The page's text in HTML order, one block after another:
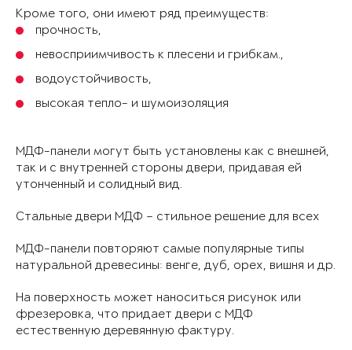
Кроме того, они имеют ряд преимуществ:
прочность,
невосприимчивость к плесени и грибкам.,
водоустойчивость,
высокая тепло- и шумоизоляция
МДФ-панели могут быть установлены как с внешней,
так и с внутренней стороны двери, придавая ей
утонченный и солидный вид.
Стальные двери МДФ – стильное решение для всех
МДФ-панели повторяют самые популярные типы
натуральной древесины: венге, дуб, орех, вишня и др.
На поверхность может наноситься рисунок или
фрезеровка, что придает двери с МДФ
естественную деревянную фактуру.